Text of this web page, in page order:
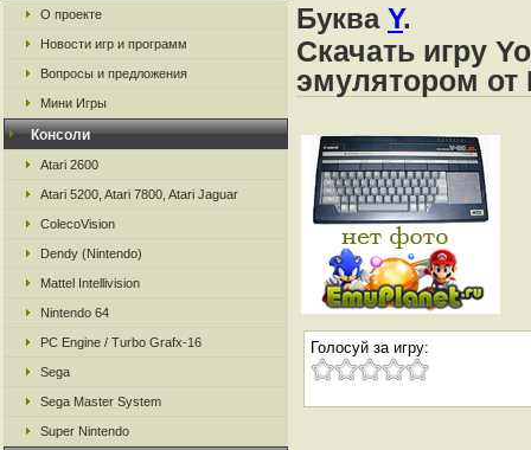
О проекте
Новости игр и программ
Вопросы и предложения
Мини Игры
Консоли
Atari 2600
Atari 5200, Atari 7800, Atari Jaguar
ColecoVision
Dendy (Nintendo)
Mattel Intellivision
Nintendo 64
PC Engine / Turbo Grafx-16
Sega
Sega Master System
Super Nintendo
Буква Y.
Скачать игру
эмулятором от
Голосуй за игру: